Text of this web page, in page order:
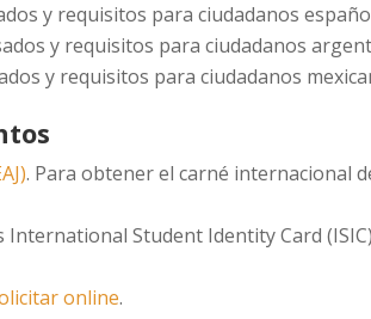
y requisitos para ciudadanos
y requisitos para ciudadanos
y requisitos para ciudadanos
. Para obtener el carné internacional
International Student Identity Card
online.